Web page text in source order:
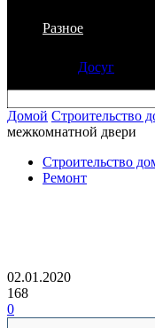
Разное
Досуг
Домой Строительство
межкомнатной двери
Строительство
Ремонт
02.01.2020
168
0